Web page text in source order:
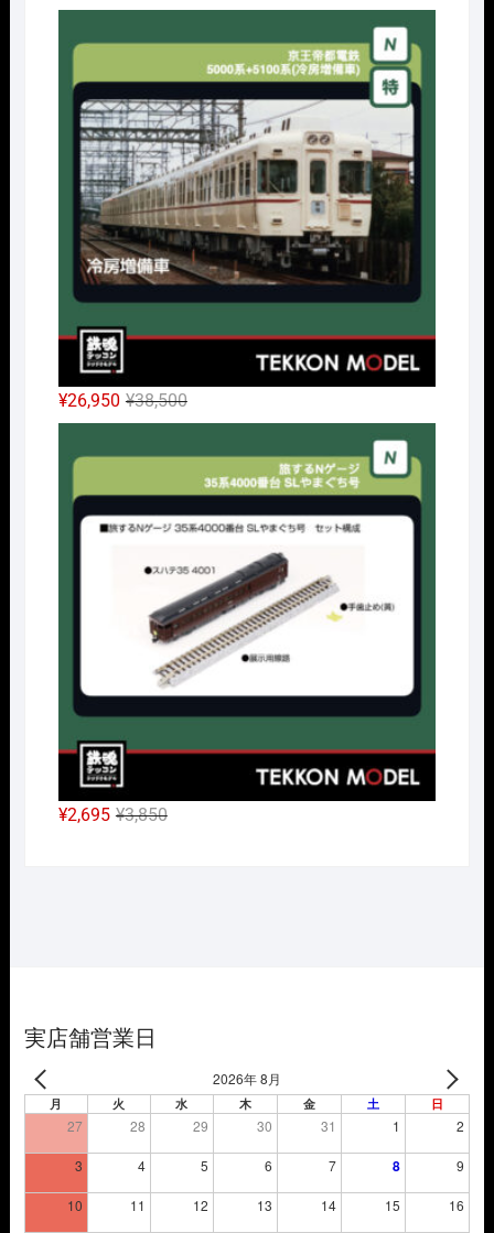
の
価
¥14,300
で
し
た。
在
の
は
¥10,010
で
す。
¥38,500元
の
価
¥38,500
し
た。
¥26,950
現
在
の
は
で
す。
¥3,850元
¥2,695
現
実店舗営業日
2026年 8月
月 火 水 木 金 土 日
27 28 29 30 31 1 2
3 4 5 6 7 8 9
10 11 12 13 14 15 16